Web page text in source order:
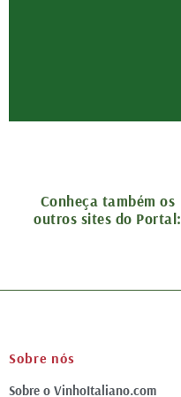
Conheça também os
outros sites do Portal:
Sobre nós
Sobre o VinhoItaliano.com